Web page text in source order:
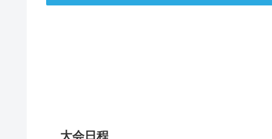
大会日程